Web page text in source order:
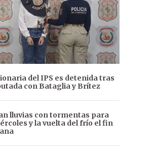
del IPS es detenida tras
con Bataglia y Brítez
lluvias con tormentas para
y la vuelta del frío el fin